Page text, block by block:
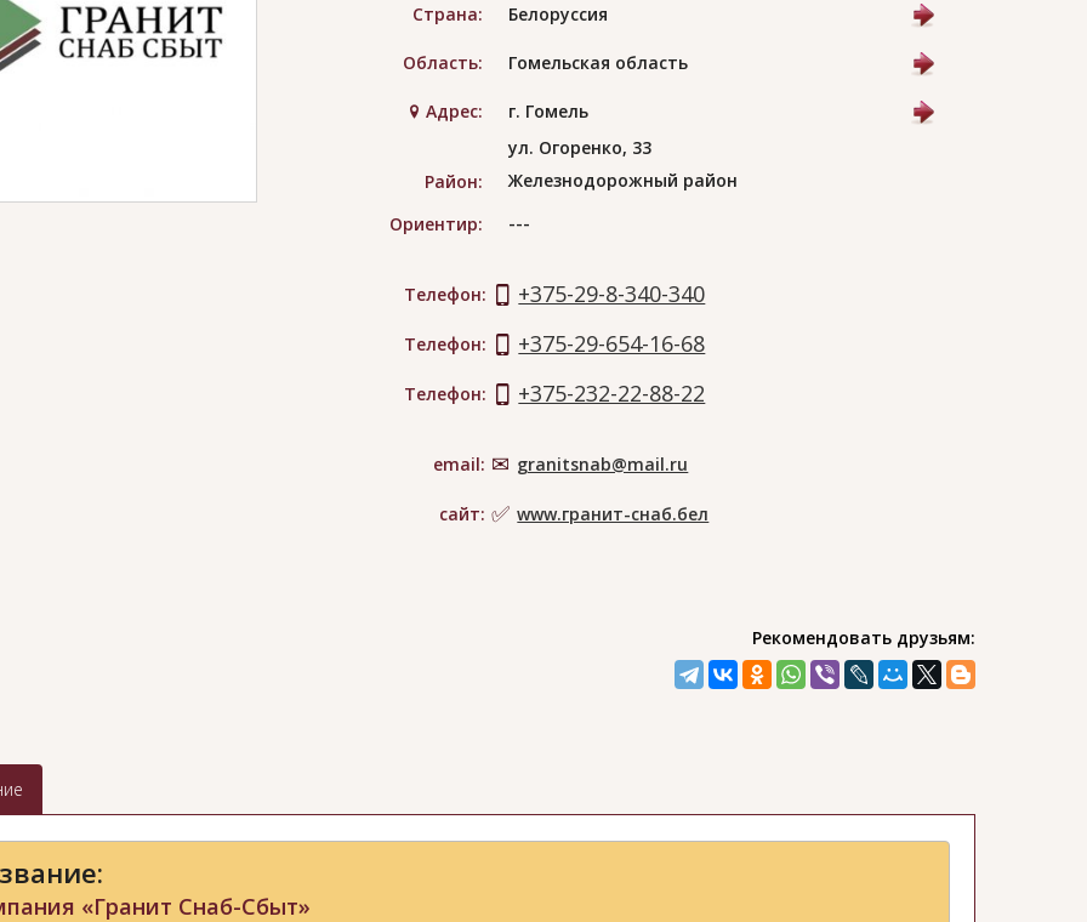
Страна: Белоруссия
Область: Гомельская область
Адрес:
г. Гомель
ул. Огоренко, 33
Район:
Железнодорожный район
Ориентир:
---
Телефон: +375-29-8-340-340
Телефон: +375-29-654-16-68
Телефон: +375-232-22-88-22
email: granitsnab@mail.ru
сайт: www.гранит-снаб.бел
Рекомендовать друзьям:
«Гранит Снаб-Сбыт»